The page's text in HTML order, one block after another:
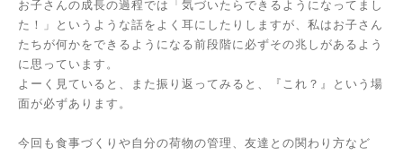
お子さんの成長の過程では「気づいたらできるようになってまし
た！」というような話をよく耳にしたりしますが、私はお子さん
たちが何かをできるようになる前段階に必ずその兆しがあるよう
に思っています。
よーく見ていると、また振り返ってみると、『これ？』という場
面が必ずあります。
今回も食事づくりや自分の荷物の管理、友達との関わり方など